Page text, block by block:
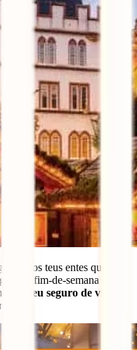
e dos teus entes queridos
de fim-de-semana com a
já o teu seguro de viagem